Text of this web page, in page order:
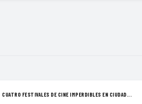
›CUATRO FESTIVALES DE CINE IMPERDIBLES EN CIUDAD...